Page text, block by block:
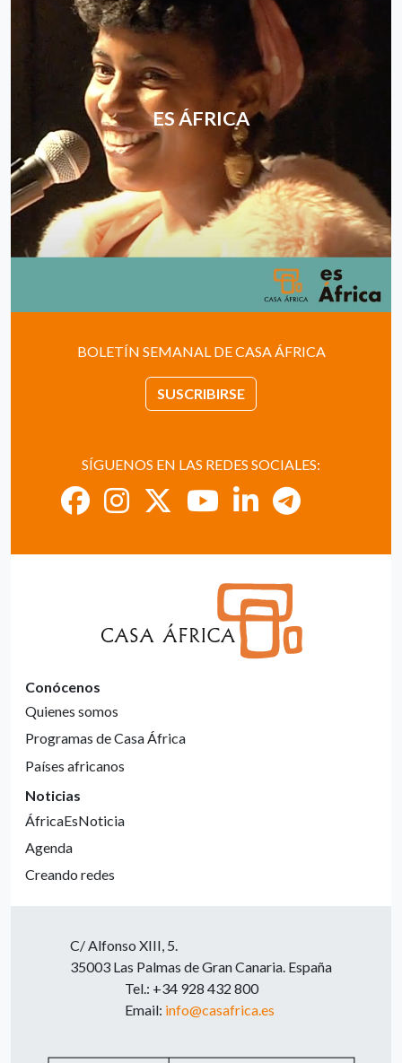
ES ÁFRICA
BOLETÍN SEMANAL DE CASA ÁFRICA
SUSCRIBIRSE
SÍGUENOS EN LAS REDES SOCIALES:
Conócenos
Quienes somos
Programas de Casa África
Países africanos
Noticias
ÁfricaEsNoticia
Agenda
Creando redes
C/ Alfonso XIII, 5.
35003 Las Palmas de Gran Canaria. España
Tel.: +34 928 432 800
Email: info@casafrica.es